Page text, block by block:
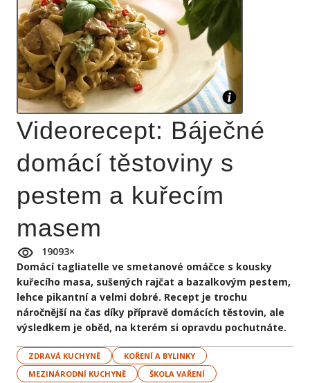
Videorecept: Báječné
domácí těstoviny s
pestem a kuřecím
masem
19093×
Domácí tagliatelle ve smetanové omáčce s kousky
kuřecího masa, sušených rajčat a bazalkovým pestem,
lehce pikantní a velmi dobré. Recept je trochu
náročnější na čas díky přípravě domácích těstovin, ale
výsledkem je oběd, na kterém si opravdu pochutnáte.
ZDRAVÁ KUCHYNĚ
KOŘENÍ A BYLINKY
MEZINÁRODNÍ KUCHYNĚ
ŠKOLA VAŘENÍ